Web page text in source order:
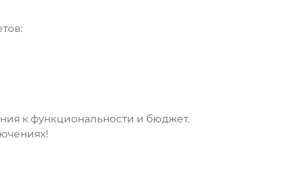
к функциональности и бюджет.